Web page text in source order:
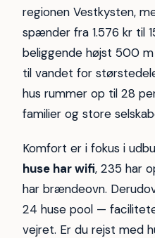
regionen Vestkysten,
spænder fra 1.576 kr til
beliggende højst 500
til vandet for
hus rummer op til 28
familier og store
Komfort er i fokus i
huse har wifi, 235 har
har brændeovn.
24 huse pool —
vejret. Er du rejst med